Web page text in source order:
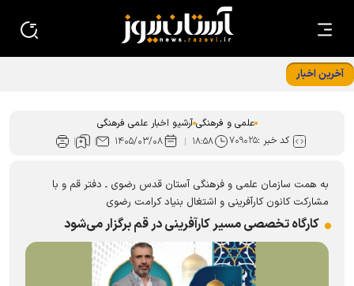
آخرین اخبار
علمی و فرهنگی آرشیو اخبار علمی فرهنگی
کد خبر :۷۰۹۰۲۵ ۱۸:۵۸ ۱۴۰۵/۰۳/۰۸
به همت سازمان علمی و فرهنگی آستان قدس رضوی ـ دفتر قم و با
مشارکت کانون کارآفرینی و اشتغال بنیاد کرامت رضوی
کارگاه تخصصی مسیر کارآفرینی در قم برگزار می‌شود